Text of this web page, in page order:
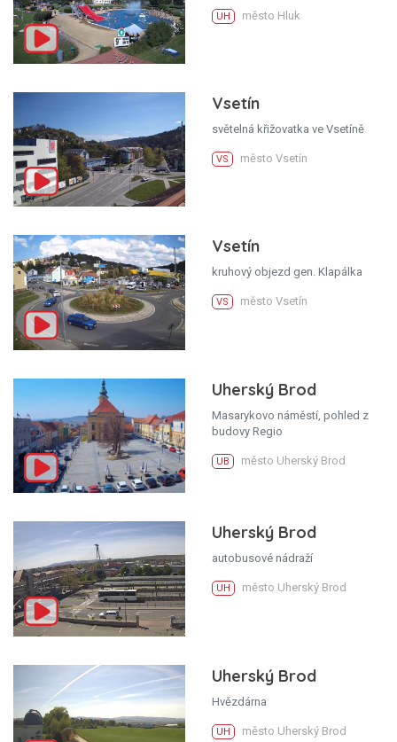
UH město Hluk
Vsetín
světelná křižovatka ve Vsetíně
VS město Vsetín
Vsetín
kruhový objezd gen. Klapálka
VS město Vsetín
Uherský Brod
Masarykovo náměstí, pohled z
budovy Regio
UB město Uherský Brod
Uherský Brod
autobusové nádraží
UH město Uherský Brod
Uherský Brod
Hvězdárna
UH město Uherský Brod